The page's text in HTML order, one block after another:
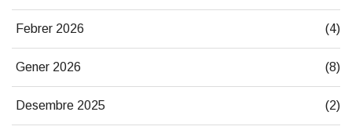
Febrer 2026 (4)
Gener 2026 (8)
Desembre 2025 (2)